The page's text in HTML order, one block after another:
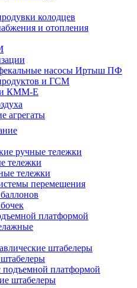
колодцев
и отопления
насосы Иртыш ПФ
и ГСМ
КММ-Е
агрегаты
ручные тележки
тележки
тележки
перемещения
платформой
штабелеры
платформой
штабелеры